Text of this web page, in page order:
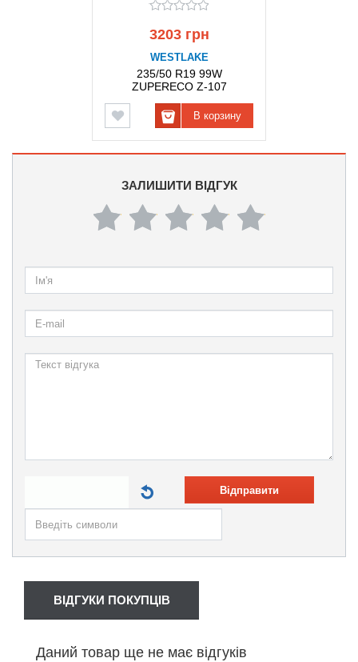
3203 грн
WESTLAKE
235/50 R19 99W
ZUPERECO Z-107
В корзину
ЗАЛИШИТИ ВІДГУК
Відправити
ВІДГУКИ ПОКУПЦІВ
Даний товар ще не має відгуків